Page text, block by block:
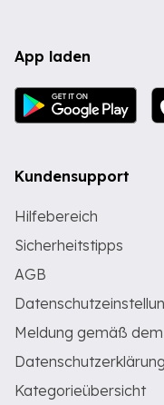
App laden
Kundensupport
Hilfebereich
Sicherheitstipps
AGB
Meldung gemäß
Datenschutzerklärung
Kategorieübersicht